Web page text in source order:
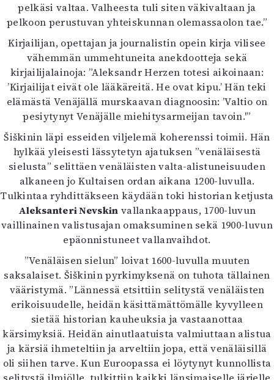
pelkäsi valtaa. Valheesta tuli siten väkivaltaan ja
pelkoon perustuvan yhteiskunnan olemassaolon tae.”
Kirjailijan, opettajan ja journalistin opein kirja vilisee
vähemmän ummehtuneita anekdootteja sekä
kirjailijalainoja: ”Aleksandr Herzen totesi aikoinaan:
’Kirjailijat eivät ole lääkäreitä. He ovat kipu.’ Hän teki
elämästä Venäjällä murskaavan diagnoosin: ’Valtio on
pesiytynyt Venäjälle miehitysarmeijan tavoin.'”
Šiškinin läpi esseiden viljelemä koherenssi toimii. Hän
hylkää yleisesti lässytetyn ajatuksen ”venäläisestä
sielusta” selittäen venäläisten valta-alistuneisuuden
alkaneen jo Kultaisen ordan aikana 1200-luvulla.
Tulkintaa ryhdittäkseen käydään toki historian ketjusta
Aleksanteri Nevskin vallankaappaus, 1700-luvun
vaillinainen valistusajan omaksuminen sekä 1900-luvun
epäonnistuneet vallanvaihdot.
”Venäläisen sielun” loivat 1600-luvulla muuten
saksalaiset. Šiškinin pyrkimyksenä on tuhota tällainen
vääristymä. ”Lännessä etsittiin selitystä venäläisten
erikoisuudelle, heidän käsittämättömälle kyvylleen
sietää historian kauheuksia ja vastaanottaa
kärsimyksiä. Heidän ainutlaatuista valmiuttaan alistua
ja kärsiä ihmeteltiin ja arveltiin jopa, että venäläisillä
oli siihen tarve. Kun Euroopassa ei löytynyt kunnollista